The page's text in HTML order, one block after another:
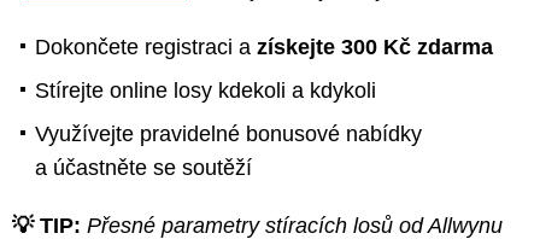
Dokončete registraci a získejte 300 Kč zdarma
Stírejte online losy kdekoli a kdykoli
Využívejte pravidelné bonusové nabídky
a účastněte se soutěží
💡 TIP: Přesné parametry stíracích losů od Allwynu